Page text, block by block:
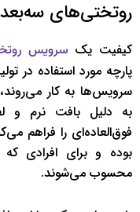
روتختی‌های
کیفیت یک سرویس
پارچه مورد استفاده در
سرویس‌ها به کار
به دلیل بافت نرم و
فوق‌العاده‌ای را فراهم
بوده و برای افرادی
محسوب می‌شوند.